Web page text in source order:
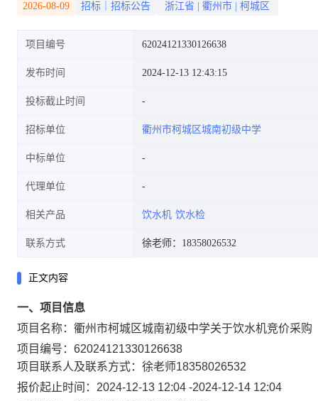
2026-08-09 招标｜招标公告 浙江省 衢州市 柯城区
项目编号 62024121330126638
发布时间 2024-12-13 12:43:15
投标截止时间
招标单位 衢州市柯城区城南初级中学
中标单位
代理单位
相关产品 饮水机 饮水检
联系方式 徐老师：18358026532
正文内容
一、项目信息
项目名称： 衢州市柯城区城南初级中学关于饮水机竞价采购
项目编号： 62024121330126638
项目联系人及联系方式： 徐老师18358026532
报价起止时间： 2024-12-13 12:04 -2024-12-14 12:04